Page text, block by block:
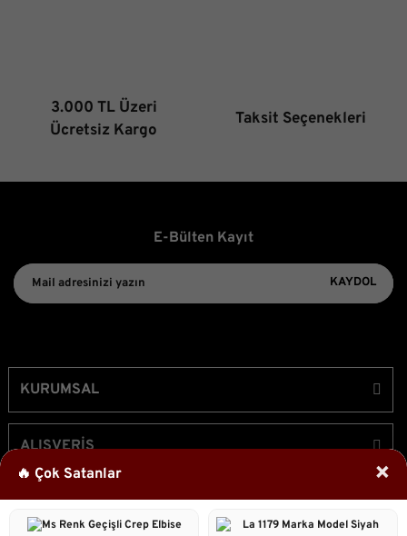
🔥 Çok Satanlar ×
3.000 TL Üzeri
Ücretsiz Kargo
Taksit Seçenekleri
E-Bülten Kayıt
KAYDOL
KURUMSAL
ALIŞVERİŞ
ÜYELİK